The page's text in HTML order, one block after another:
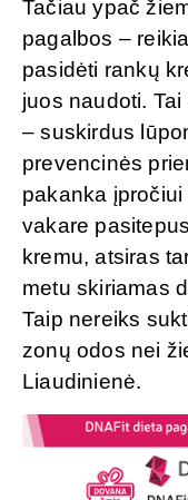
Tačiau ypač
pagalbos –
pasidėti rankų
juos naudoti.
– suskirdus
prevencinės
pakanka
vakare
kremu, atsiras
metu skiriamas
Taip nereiks
zonų odos nei
Liaudinienė.